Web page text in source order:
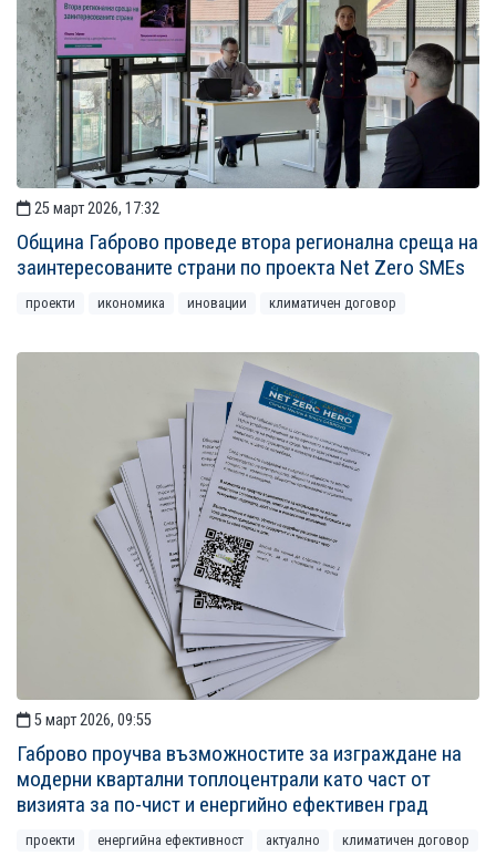
25 март 2026, 17:32
Община Габрово проведе втора регионална среща на
заинтересованите страни по проекта Net Zero SMEs
проекти икономика иновации климатичен договор
5 март 2026, 09:55
Габрово проучва възможностите за изграждане на
модерни квартални топлоцентрали като част от
визията за по-чист и енергийно ефективен град
проекти енергийна ефективност актуално климатичен договор